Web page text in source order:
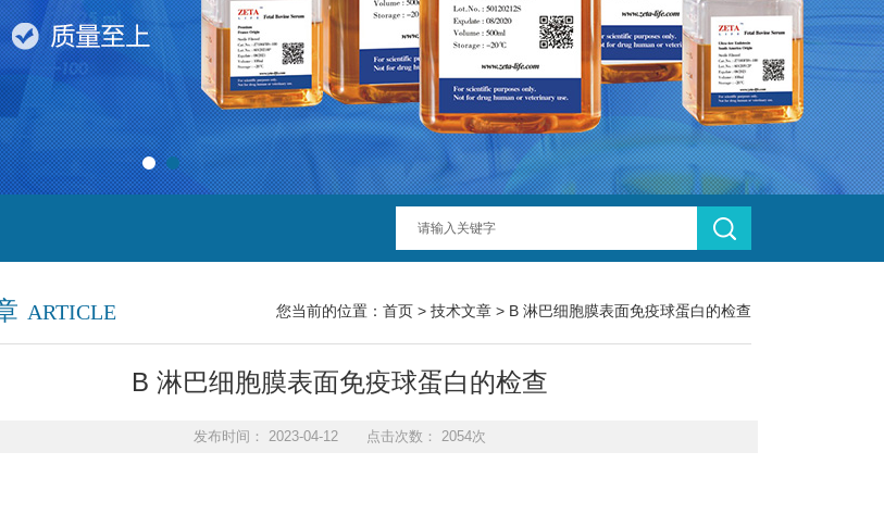
ARTICLE 您当前的位置： 首页 > 技术文章 > B 淋巴细胞膜表面免疫球蛋白的检查
B 淋巴细胞膜表面免疫球蛋白的检查
发布时间： 2023-04-12 点击次数： 2054次